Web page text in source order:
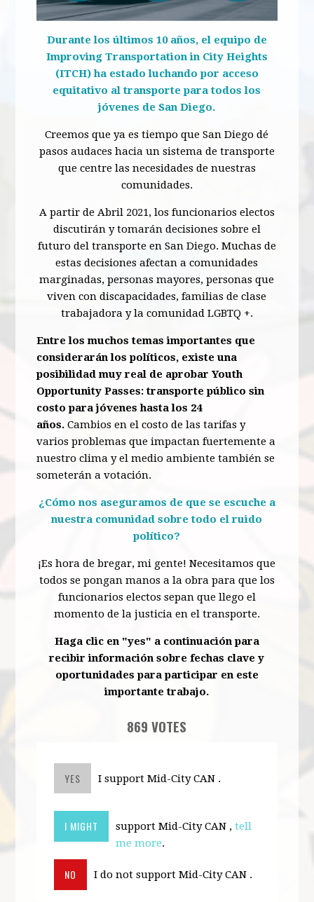
Durante los últimos 10 años, el equipo de
Improving Transportation in City Heights
(ITCH) ha estado luchando por acceso
equitativo al transporte para todos los
jóvenes de San Diego.
Creemos que ya es tiempo que San Diego dé
pasos audaces hacia un sistema de transporte
que centre las necesidades de nuestras
comunidades.
A partir de Abril 2021, los funcionarios electos
discutirán y tomarán decisiones sobre el
futuro del transporte en San Diego. Muchas de
estas decisiones afectan a comunidades
marginadas, personas mayores, personas que
viven con discapacidades, familias de clase
trabajadora y la comunidad LGBTQ +.
Entre los muchos temas importantes que
considerarán los políticos, existe una
posibilidad muy real de aprobar Youth
Opportunity Passes: transporte público sin
costo para jóvenes hasta los 24
años.Cambios en el costo de las tarifas y
varios problemas que impactan fuertemente a
nuestro clima y el medio ambiente también se
someterán a votación.
¿Cómo nos aseguramos de que se escuche a
nuestra comunidad sobre todo el ruido
político?
¡Es hora de bregar, mi gente! Necesitamos que
todos se pongan manos a la obra para que los
funcionarios electos sepan que llego el
momento de la justicia en el transporte.
Haga clic en "yes" a continuación para
recibir información sobre fechas clave y
oportunidades para participar en este
importante trabajo.
869 VOTES
YES I support Mid-City CAN .
I MIGHT support Mid-City CAN ,tell
me more.
NO I do not support Mid-City CAN .